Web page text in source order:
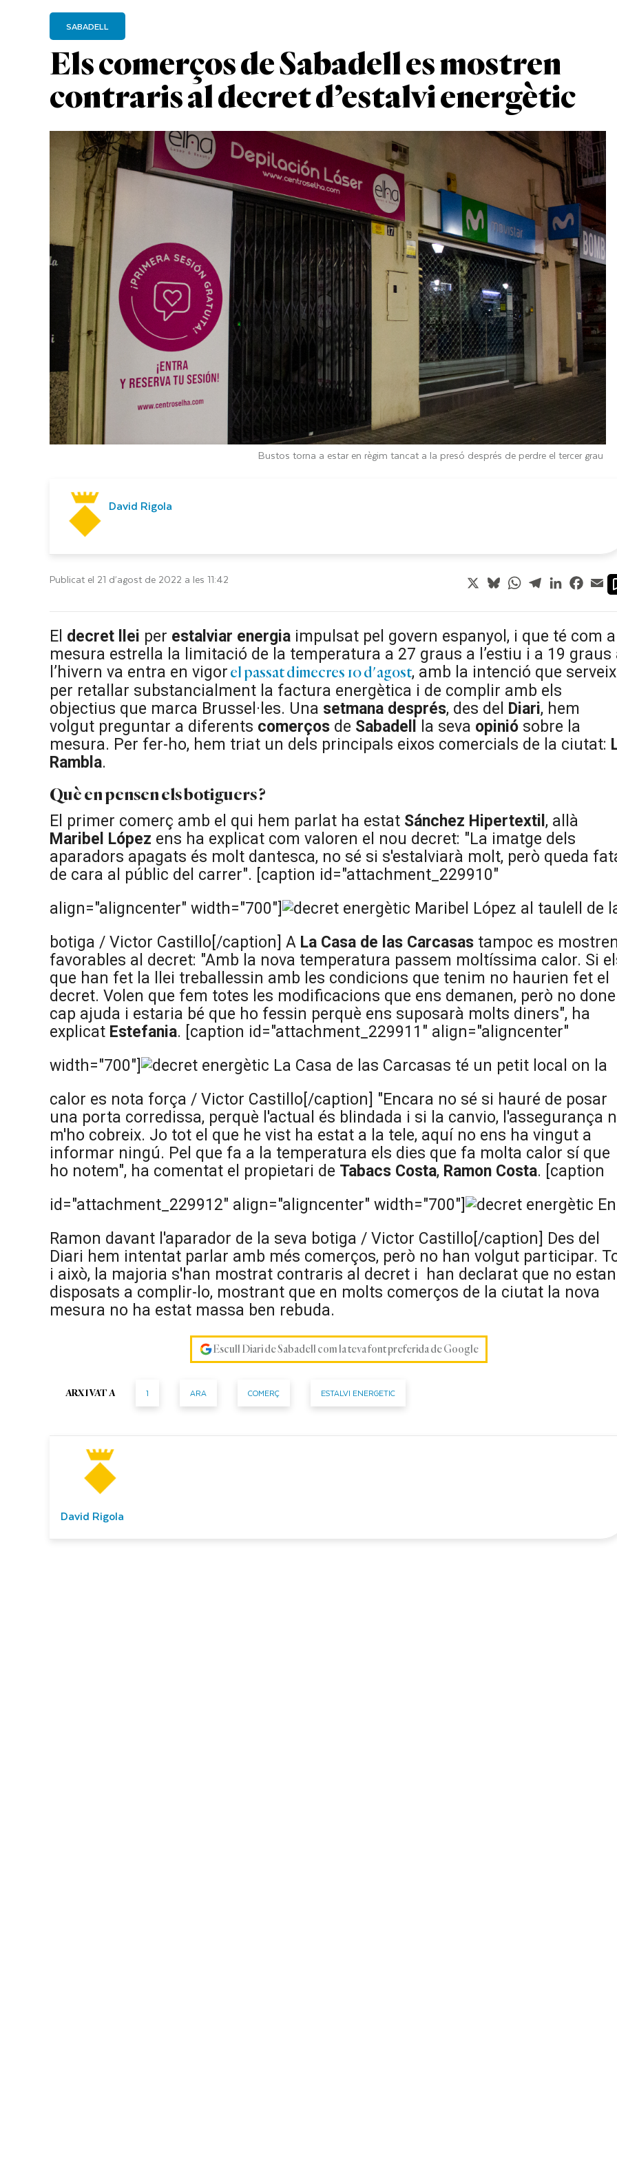
Els comerços de Sabadell es mostren
contraris al decret d’estalvi energètic
SABADELL
Bustos torna a estar en règim tancat a la presó després de perdre el tercer grau
David Rigola
Publicat el 21 d’agost de 2022 a les 11:42 X BlueskyWhatsApp
TelegramLinkedIn
El decret llei per estalviar energia impulsat pel govern espanyol, i que té com a
mesura estrella la limitació de la temperatura a 27 graus a l’estiu i a 19 graus
l’hivern va entra en vigor el passat dimecres 10 d'agost, amb la intenció que
per retallar substancialment la factura energètica i de complir amb els
objectius que marca Brussel·les. Una setmana després, des del Diari, hem
volgut preguntar a diferents comerços de Sabadell la seva opinió sobre la
mesura. Per fer-ho, hem triat un dels principals eixos comercials de la ciutat:
Rambla.
Què en pensen els botiguers ?
El primer comerç amb el qui hem parlat ha estat Sánchez Hipertextil , allà
Maribel López ens ha explicat com valoren el nou decret: "La imatge dels
aparadors apagats és molt dantesca, no sé si s'estalviarà molt, però queda
de cara al públic del carrer". [caption id="attachment_229910"
align="aligncenter" width="700"]
Maribel López al taulell de
botiga / Victor Castillo[/caption] A La Casa de las Carcasas tampoc es
favorables al decret: "Amb la nova temperatura passem moltíssima calor. Si
que han fet la llei treballessin amb les condicions que tenim no haurien fet el
decret. Volen que fem totes les modificacions que ens demanen, però no
cap ajuda i estaria bé que ho fessin perquè ens suposarà molts diners", ha
explicat Estefania. [caption id="attachment_229911" align="aligncenter"
width="700"]
La Casa de las Carcasas té un petit local on la
calor es nota força / Victor Castillo[/caption] "Encara no sé si hauré de posar
una porta corredissa, perquè l'actual és blindada i si la canvio, l'assegurança
m'ho cobreix. Jo tot el que he vist ha estat a la tele, aquí no ens ha vingut a
informar ningú. Pel que fa a la temperatura els dies que fa molta calor sí que
ho notem", ha comentat el propietari de Tabacs Costa, Ramon Costa. [caption
id="attachment_229912" align="aligncenter" width="700"]
En
Ramon davant l'aparador de la seva botiga / Victor Castillo[/caption] Des del
Diari hem intentat parlar amb més comerços, però no han volgut participar.
i això, la majoria s'han mostrat contraris al decret i han declarat que no estan
disposats a complir-lo, mostrant que en molts comerços de la ciutat la nova
mesura no ha estat massa ben rebuda.
Escull Diari de Sabadell com la teva font preferida de Google
ARXIVAT A 1 ARA COMERÇ ESTALVI ENERGETIC
David Rigola